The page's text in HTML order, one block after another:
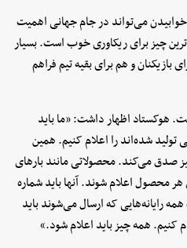
می‌تواند در جام جهانی اهمیت
چیز برای ریکاوری خوب است. بسیار
و هم برای بقیه تیم فراهم
هوکستاد اظهار داشت: «ما باید
تولید شده‌اند را اعلام کنیم. همین
صدق می‌کند. محصولاتی مانند بارهای
هر محصول اعلام شوند. آنها باید شماره
رایانه‌هایی که ارسال می‌شوند باید
کنیم. همه‌ چیز باید اعلام شود.»